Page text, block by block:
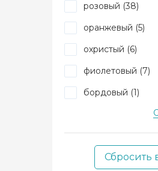
розовый (38)
оранжевый (5)
охристый (6)
фиолетовый (7)
бордовый (1)
сиреневый (18)
голубой (27)
Сбросить